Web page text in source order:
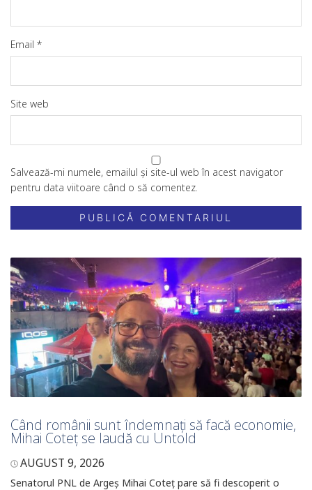
Email *
Site web
Salvează-mi numele, emailul și site-ul web în acest navigator
pentru data viitoare când o să comentez.
Când românii sunt îndemnați să facă economie,
Mihai Coteț se laudă cu Untold
AUGUST 9, 2026
Senatorul PNL de Argeș Mihai Coteț pare să fi descoperit o